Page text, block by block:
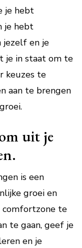
je hebt
je hebt
jezelf en je
je in staat om te
keuzes te
aan te brengen
uit je
is een
groei en
te
te gaan, geef je
en je